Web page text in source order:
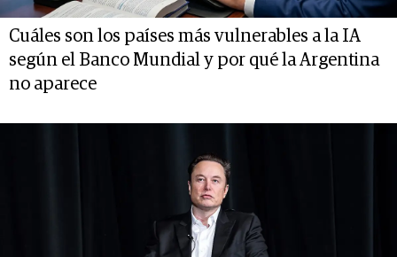
Cuáles son los países más vulnerables a la IA
según el Banco Mundial y por qué la Argentina
no aparece